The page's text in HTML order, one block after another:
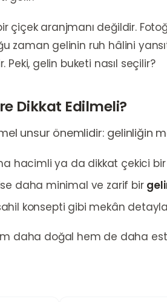
çiçek aranjmanı değildir.
zaman gelinin ruh hâlini
Peki, gelin buketi nasıl seçilir?
Dikkat Edilmeli?
unsur önemlidir: gelinliğin
hacimli ya da dikkat çekici bir
daha minimal ve zarif bir
konsepti gibi mekân
daha doğal hem de daha